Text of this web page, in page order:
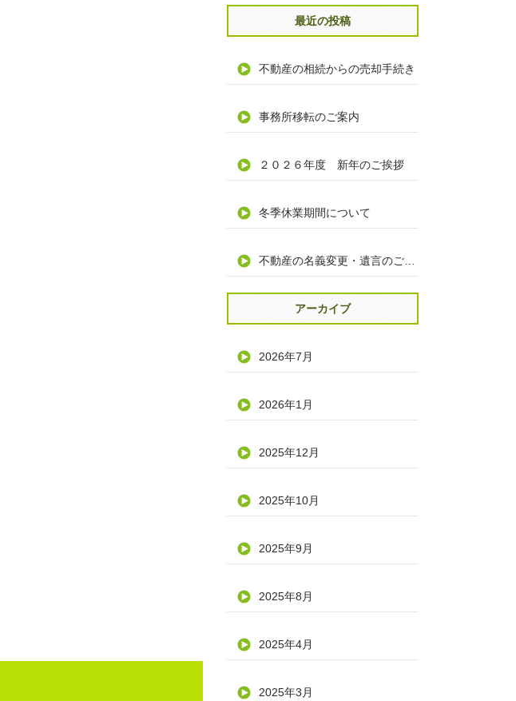
最近の投稿
不動産の相続からの売却手続き
事務所移転のご案内
２０２６年度 新年のご挨拶
冬季休業期間について
アーカイブ
2026年7月
2026年1月
2025年12月
2025年10月
2025年9月
2025年8月
2025年4月
2025年3月